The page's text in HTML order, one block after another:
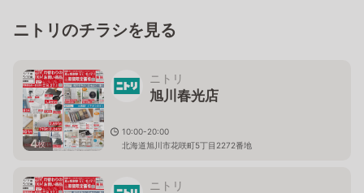
ニトリのチラシを見る
4枚
ニトリ
旭川春光店
10:00-20:00
北海道旭川市花咲町5丁目2272番地
ニトリ